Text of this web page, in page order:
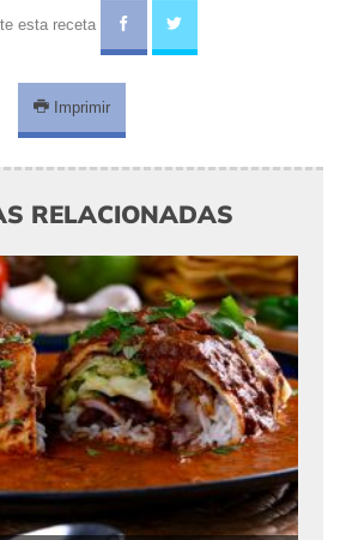
esta receta
Imprimir
RELACIONADAS